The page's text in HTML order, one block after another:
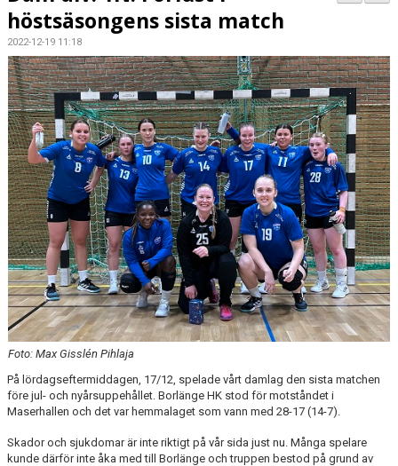
KONTAKT
MATCHER
EKEN CUP
höstsäsongens sista match
2022-12-19 11:18
Foto: Max Gisslén Pihlaja
På lördagseftermiddagen, 17/12, spelade vårt damlag den sista matchen
före jul- och nyårsuppehållet. Borlänge HK stod för motståndet i
Maserhallen och det var hemmalaget som vann med 28-17 (14-7).
Skador och sjukdomar är inte riktigt på vår sida just nu. Många spelare
kunde därför inte åka med till Borlänge och truppen bestod på grund av